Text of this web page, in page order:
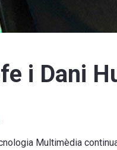
i Dani
Multimèdia